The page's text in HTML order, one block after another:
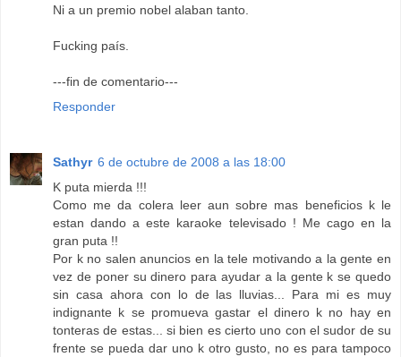
Ni a un premio nobel alaban tanto.
Fucking país.
---fin de comentario---
Responder
Sathyr 6 de octubre de 2008 a las 18:00
K puta mierda !!!
Como me da colera leer aun sobre mas beneficios k le
estan dando a este karaoke televisado ! Me cago en la
gran puta !!
Por k no salen anuncios en la tele motivando a la gente en
vez de poner su dinero para ayudar a la gente k se quedo
sin casa ahora con lo de las lluvias... Para mi es muy
indignante k se promueva gastar el dinero k no hay en
tonteras de estas... si bien es cierto uno con el sudor de su
frente se pueda dar uno k otro gusto, no es para tampoco